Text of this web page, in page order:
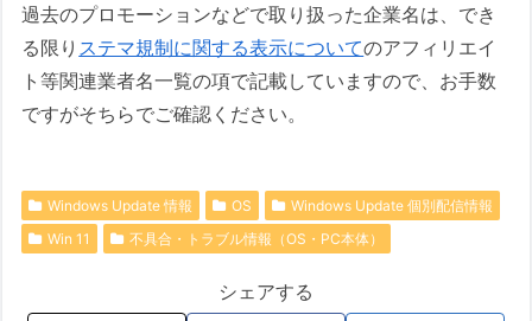
過去のプロモーションなどで取り扱った企業名は、でき
る限り ステマ規制に関する表示についてのアフィリエイ
ト等関連業者名一覧の項で記載していますので、お手数
ですがそちらでご確認ください。
Windows Update 情報 OS
Windows Update 個別配信情報
Win 11
不具合・トラブル情報（OS・PC本体）
シェアする